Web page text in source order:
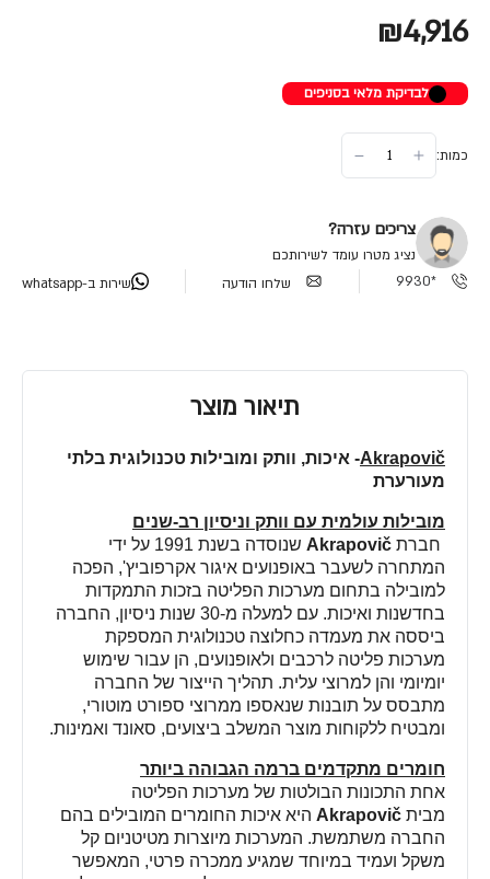
₪4,916
לבדיקת מלאי בסניפים
כמות:
צריכים עזרה?
נציג מטרו עומד לשירותכם
*9930
שלחו הודעה שירות ב-whatsapp
תיאור מוצר
Akrapovič
- איכות, וותק ומובילות טכנולוגית בלתי
מעורערת
מובילות עולמית עם וותק וניסיון רב-שנים
חברת Akrapovič
שנוסדה בשנת 1991 על ידי
המתחרה לשעבר באופנועים איגור אקרפוביץ', הפכה
למובילה בתחום מערכות הפליטה בזכות התמקדות
בחדשנות ואיכות. עם למעלה מ-30 שנות ניסיון, החברה
ביססה את מעמדה כחלוצה טכנולוגית המספקת
מערכות פליטה לרכבים ולאופנועים, הן עבור שימוש
יומיומי והן למרוצי עלית. תהליך הייצור של החברה
מתבסס על תובנות שנאספו ממרוצי ספורט מוטורי,
ומבטיח ללקוחות מוצר המשלב ביצועים, סאונד ואמינות.
חומרים מתקדמים ברמה הגבוהה ביותר
אחת התכונות הבולטות של מערכות הפליטה
מבית Akrapovič היא איכות החומרים המובילים בהם
החברה משתמשת. המערכות מיוצרות מטיטניום קל
משקל ועמיד במיוחד שמגיע ממכרה פרטי, המאפשר